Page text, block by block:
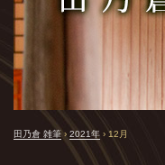
田乃倉 雑筆 › 2021年 › 12月